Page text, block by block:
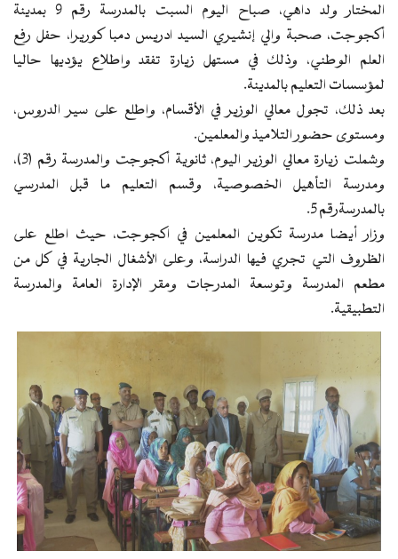
المختار ولد داهي، صباح اليوم السبت بالمدرسة رقم 9 بمدينة
أكجوجت، صحبة والي إنشيري السيد ادريس دمبا كوريرا، حفل رفع
العلم الوطني، وذلك في مستهل زيارة تفقد واطلاع يؤديها حاليا
لمؤسسات التعليم بالمدينة.
بعد ذلك، تجول معالي الوزير في الأقسام، واطلع على سير الدروس،
ومستوى حضور التلاميذ والمعلمين.
وشملت زيارة معالي الوزير اليوم، ثانوية أكجوجت والمدرسة رقم (3)،
ومدرسة التأهيل الخصوصية، وقسم التعليم ما قبل المدرسي
بالمدرسةرقم 5.
وزار أيضا مدرسة تكوين المعلمين في اكجوجت، حيث اطلع على
الظروف التي تجري فيها الدراسة، وعلى الأشغال الجارية في كل من
مطعم المدرسة وتوسعة المدرجات ومقر الإدارة العامة والمدرسة
التطبيقية.